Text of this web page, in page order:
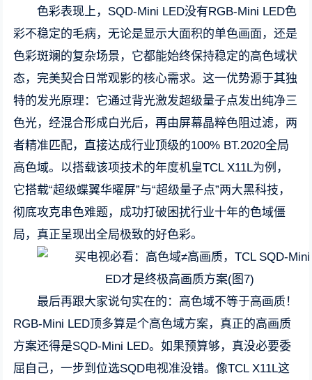
色彩表现上，SQD-Mini LED没有RGB-Mini LED色
彩不稳定的毛病，无论是显示大面积的单色画面，还是
色彩斑斓的复杂场景，它都能始终保持稳定的高色域状
态，完美契合日常观影的核心需求。这一优势源于其独
特的发光原理：它通过背光激发超级量子点发出纯净三
色光，经混合形成白光后，再由屏幕晶粹色阻过滤，两
者精准匹配，直接达成行业顶级的100% BT.2020全局
高色域。以搭载该项技术的年度机皇TCL X11L为例，
它搭载“超级蝶翼华曜屏”与“超级量子点”两大黑科技，
彻底攻克串色难题，成功打破困扰行业十年的色域僵
局，真正呈现出全局极致的好色彩。
最后再跟大家说句实在的：高色域不等于高画质！
RGB-Mini LED顶多算是个高色域方案，真正的高画质
方案还得是SQD-Mini LED。如果预算够，真没必要委
屈自己，一步到位选SQD电视准没错。像TCL X11L这